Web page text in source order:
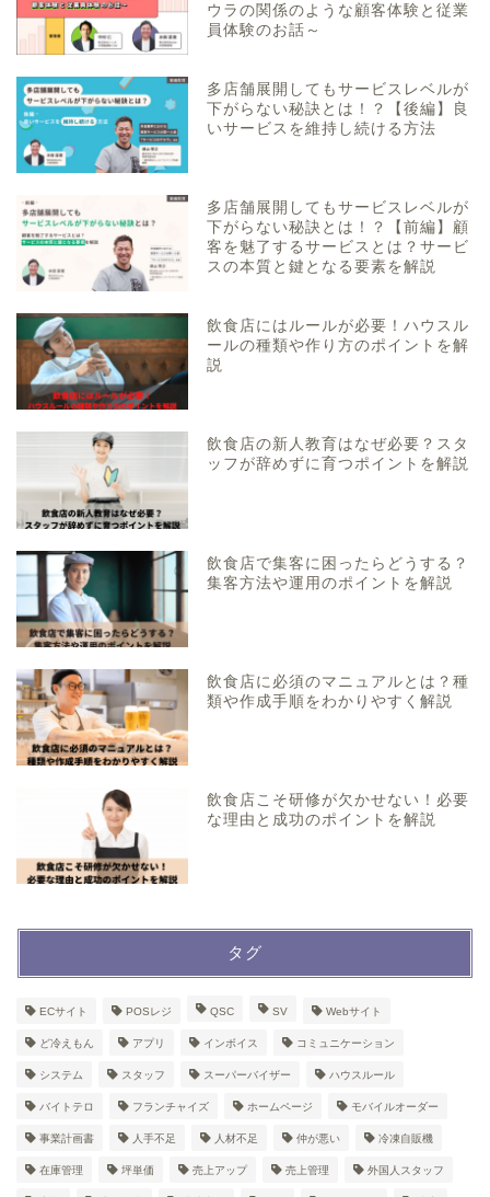
ウラの関係のような顧客体験と従業
員体験のお話～
多店舗展開してもサービスレベルが
下がらない秘訣とは！？【後編】良
いサービスを維持し続ける方法
多店舗展開してもサービスレベルが
下がらない秘訣とは！？【前編】顧
客を魅了するサービスとは？サービ
スの本質と鍵となる要素を解説
飲食店にはルールが必要！ハウスル
ールの種類や作り方のポイントを解
説
飲食店の新人教育はなぜ必要？スタ
ッフが辞めずに育つポイントを解説
飲食店で集客に困ったらどうする？
集客方法や運用のポイントを解説
飲食店に必須のマニュアルとは？種
類や作成手順をわかりやすく解説
飲食店こそ研修が欠かせない！必要
な理由と成功のポイントを解説
タグ
ECサイト POSレジ QSC SV Webサイト
ど冷えもん アプリ インボイス コミュニケーション
システム スタッフ スーパーバイザー ハウスルール
バイトテロ フランチャイズ ホームページ モバイルオーダー
事業計画書 人手不足 人材不足 仲が悪い 冷凍自販機
在庫管理 坪単価 売上アップ 売上管理 外国人スタッフ